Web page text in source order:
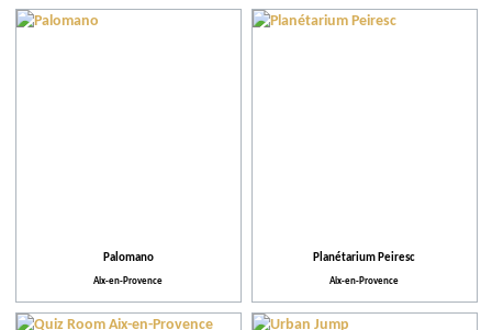
Palomano
Aix-en-Provence
Planétarium Peiresc
Aix-en-Provence